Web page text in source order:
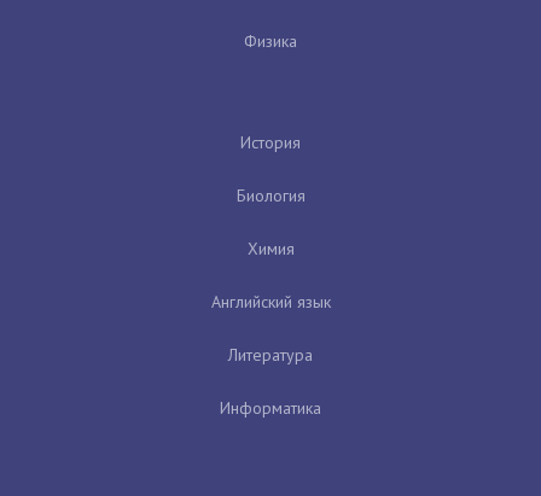
Физика
История
Биология
Химия
Английский язык
Литература
Информатика